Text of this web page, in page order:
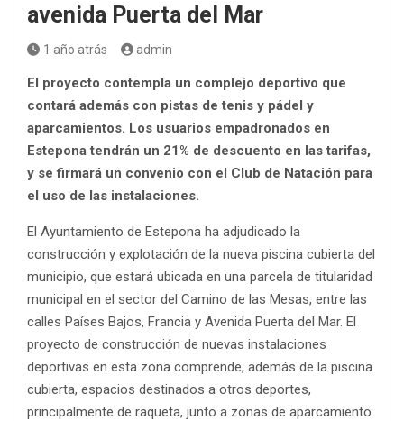
avenida Puerta del Mar
1 año atrás admin
El proyecto contempla un complejo deportivo que
contará además con pistas de tenis y pádel y
aparcamientos. Los usuarios empadronados en
Estepona tendrán un 21% de descuento en las tarifas,
y se firmará un convenio con el Club de Natación para
el uso de las instalaciones.
El Ayuntamiento de Estepona ha adjudicado la
construcción y explotación de la nueva piscina cubierta del
municipio, que estará ubicada en una parcela de titularidad
municipal en el sector del Camino de las Mesas, entre las
calles Países Bajos, Francia y Avenida Puerta del Mar. El
proyecto de construcción de nuevas instalaciones
deportivas en esta zona comprende, además de la piscina
cubierta, espacios destinados a otros deportes,
principalmente de raqueta, junto a zonas de aparcamiento